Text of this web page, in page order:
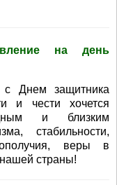
на день
Днем защитника
и чести хочется
и близким
стабильности,
веры в
страны!